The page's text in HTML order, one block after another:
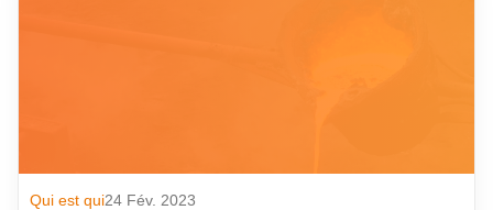
Qui est qui24 Fév. 2023